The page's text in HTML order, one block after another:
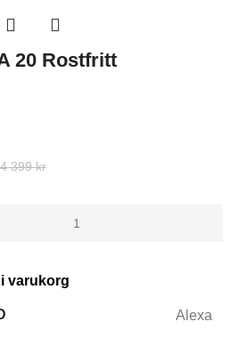
20 Rostfritt
4 399kr
varukorg
Alexa